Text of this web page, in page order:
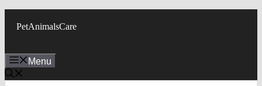
PetAnimalsCare
Menu